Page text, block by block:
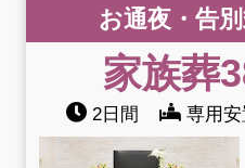
お通夜・告
家族葬
2日間 専用